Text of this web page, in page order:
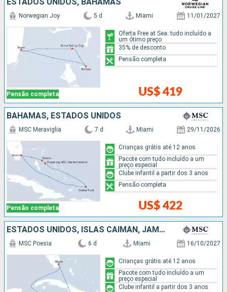
Pensão completa
Norwegian Joy 5 d Miami 11/01/2027
US$ 419
Oferta Free at Sea: tudo incluído a
um ótimo preço
35% de desconto
Pensão completa
BAHAMAS, ESTADOS UNIDOS
Pensão completa
MSC Meraviglia 7 d Miami 29/11/2026
US$ 422
Crianças grátis até 12 anos
Pacote com tudo incluído a um
preço especial
Clube infantil a partir dos 3 anos
Pensão completa
ESTADOS UNIDOS, ISLAS CAIMÁN, JAMAICA
MSC Poesia 6 d Miami 16/10/2027
Crianças grátis até 12 anos
Pacote com tudo incluído a um
preço especial
Clube infantil a partir dos 3 anos